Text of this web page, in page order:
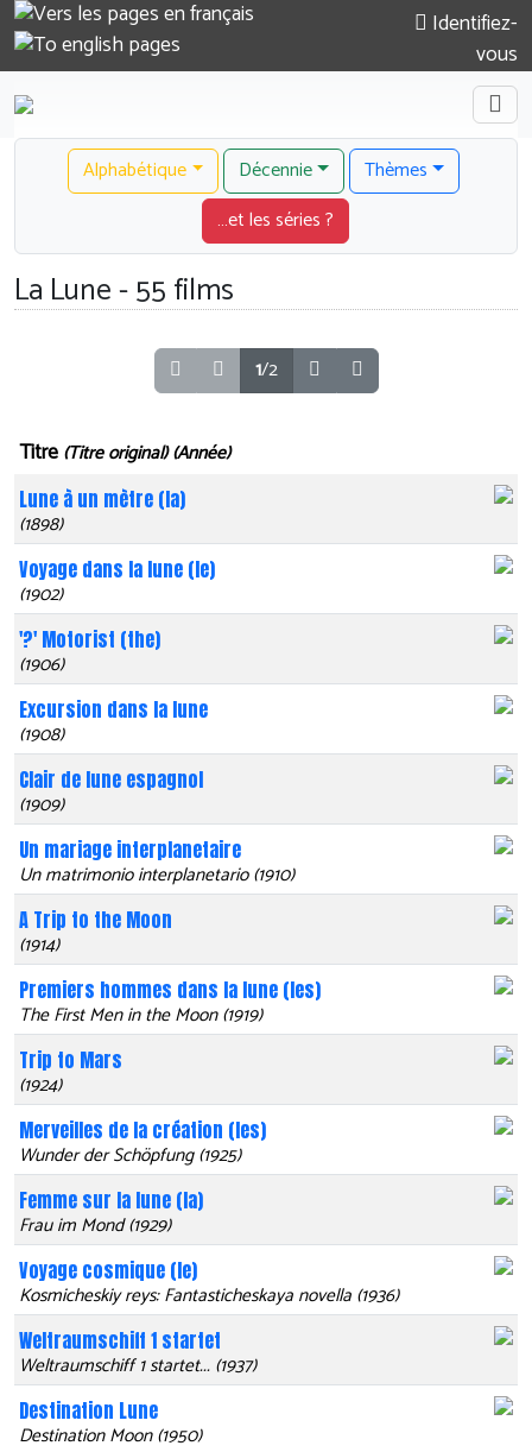
Identifiez-
vous
Alphabétique Décennie
Thèmes
…et les séries ?
La Lune - 55 films
1/2
Titre (Titre original) (Année)
Lune à un mètre (la)
(1898)
Voyage dans la lune (le)
(1902)
'?' Motorist (the)
(1906)
Excursion dans la lune
(1908)
Clair de lune espagnol
(1909)
Un mariage interplanetaire
Un matrimonio interplanetario (1910)
A Trip to the Moon
(1914)
Premiers hommes dans la lune (les)
The First Men in the Moon (1919)
Trip to Mars
(1924)
Merveilles de la création (les)
Wunder der Schöpfung (1925)
Femme sur la lune (la)
Frau im Mond (1929)
Voyage cosmique (le)
Kosmicheskiy reys: Fantasticheskaya novella (1936)
Weltraumschiff 1 startet
Weltraumschiff 1 startet... (1937)
Destination Lune
Destination Moon (1950)